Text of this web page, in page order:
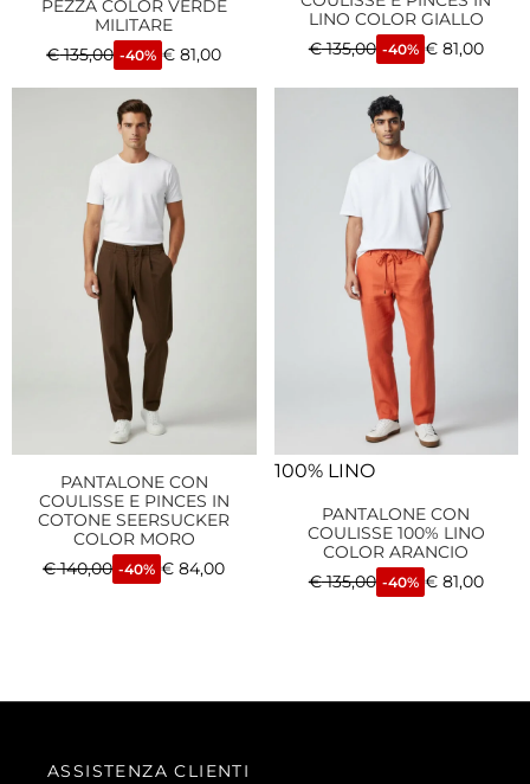
PEZZA COLOR VERDE
MILITARE
€135,00 -40% € 81,00
LINO COLOR GIALLO
€135,00 -40% €81,00
PANTALONE CON
COULISSE E PINCES IN
COTONE SEERSUCKER
COLOR MORO
€140,00 -40% € 84,00
100% LINO
PANTALONE CON
COULISSE 100% LINO
COLOR ARANCIO
€135,00 -40% €81,00
ASSISTENZA CLIENTI